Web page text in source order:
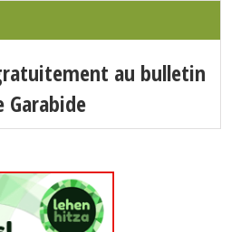
au bulletin
Garabide